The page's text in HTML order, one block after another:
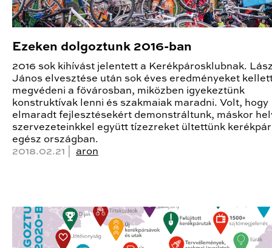
Ezeken dolgoztunk 2016-ban
2016 sok kihívást jelentett a Kerékpárosklubnak.
János elvesztése után sok éves eredményeket
megvédeni a fővárosban, miközben igyekeztünk
konstruktívak lenni és szakmaiak maradni. Volt, hogy
elmaradt fejlesztésekért demonstráltunk, máskor
szervezeteinkkel együtt tízezreket ültettünk
egész országban.
2018.02.21 | aron